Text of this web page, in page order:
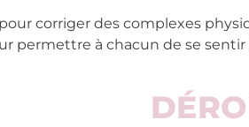
corriger des complexes
permettre à chacun de se